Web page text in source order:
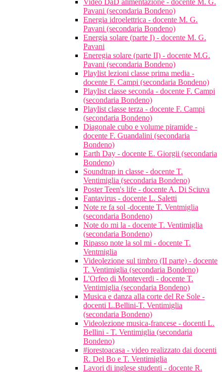
Video DaD alimentazione - docente M. G.
Pavani (secondaria Bondeno)
Energia idroelettrica - docente M. G.
Pavani (secondaria Bondeno)
Energia solare (parte I) - docente M. G.
Pavani
Eneregia solare (parte II) - docente M.G.
Pavani (secondaria Bondeno)
Playlist lezioni classe prima media -
docente F. Campi (secondaria Bondeno)
Playlist classe seconda - docente F. Campi
(secondaria Bondeno)
Playlist classe terza - docente F. Campi
(secondaria Bondeno)
Diagonale cubo e volume piramide -
docente F. Guandalini (secondaria
Bondeno)
Earth Day - docente E. Giorgii (secondaria
Bondeno)
Soundtrap in classe - docente T.
Ventimiglia (secondaria Bondeno)
Poster Teen's life - docente A. Di Sciuva
Fantavirus - docente L. Saletti
Note re fa sol -docente T. Ventmiglia
(secondaria Bondeno)
Note do mi la - docente T. Ventimiglia
(secondaria Bondeno)
Ripasso note la sol mi - docente T.
Ventmiglia
Videolezione sul timbro (II parte) - docente
T. Ventimiglia (secondaria Bondeno)
L'Orfeo di Monteverdi - docente T.
Ventimiglia (secondaria Bondeno)
Musica e danza alla corte del Re Sole -
docenti L.Bellini-T. Ventimiglia
(secondaria Bondeno)
Videolezione musica-francese - docenti L.
Bellini - T. Ventimiglia (secondaria
Bondeno)
#iorestoacasa - video realizzato dai docenti
R. Del Bo e T. Ventimiglia
Lavori di inglese studenti - docente R.